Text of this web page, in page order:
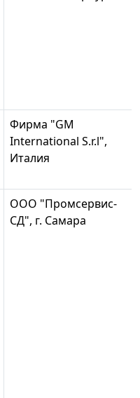
Фирма "GM
International S.r.l",
Италия
ООО "Промсервис-
СД", г. Самара